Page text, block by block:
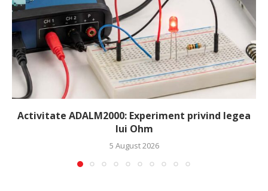
Activitate ADALM2000: Experiment privind legea
lui Ohm
5 August 2026